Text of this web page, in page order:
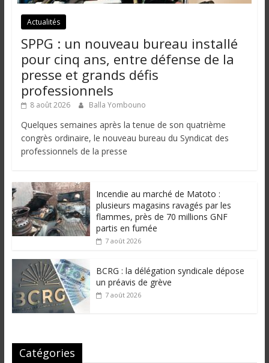
Actualités
SPPG : un nouveau bureau installé
pour cinq ans, entre défense de la
presse et grands défis
professionnels
8 août 2026 Balla Yombouno
Quelques semaines après la tenue de son quatrième
congrès ordinaire, le nouveau bureau du Syndicat des
professionnels de la presse
Incendie au marché de Matoto :
plusieurs magasins ravagés par les
flammes, près de 70 millions GNF
partis en fumée
7 août 2026
BCRG : la délégation syndicale dépose
un préavis de grève
7 août 2026
Catégories